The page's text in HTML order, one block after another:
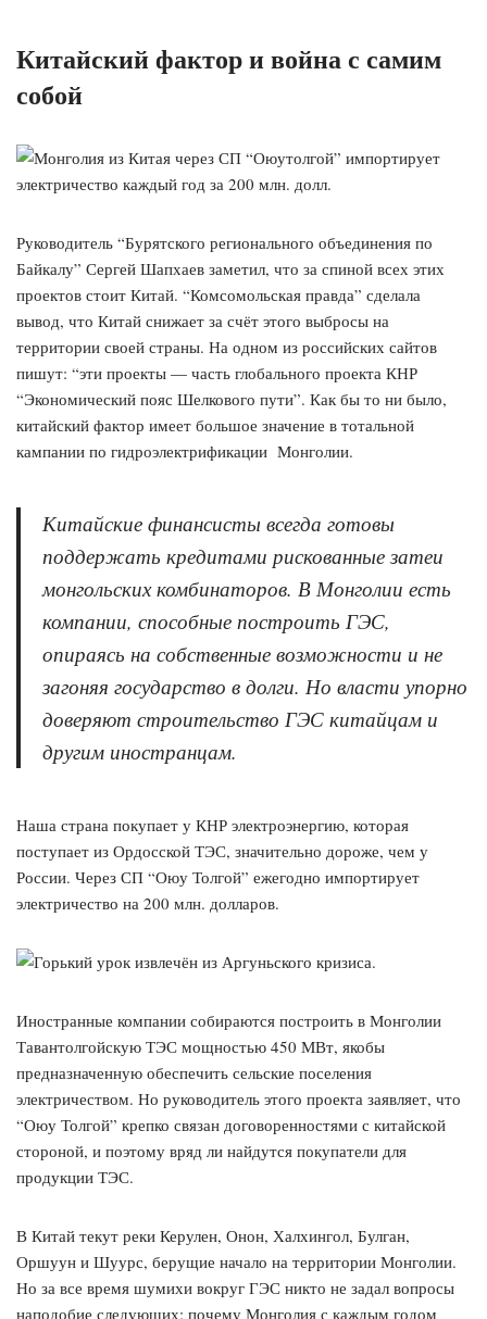
Китайский фактор и война с самим
собой
Руководитель “Бурятского регионального объединения по
Байкалу” Сергей Шапхаев заметил, что за спиной всех этих
проектов стоит Китай. “Комсомольская правда” сделала
вывод, что Китай снижает за счёт этого выбросы на
территории своей страны. На одном из российских сайтов
пишут: “эти проекты — часть глобального проекта КНР
“Экономический пояс Шелкового пути”. Как бы то ни было,
китайский фактор имеет большое значение в тотальной
кампании по гидроэлектрификации Монголии.
Китайские финансисты всегда готовы
поддержать кредитами рискованные затеи
монгольских комбинаторов. В Монголии есть
компании, способные построить ГЭС,
опираясь на собственные возможности и не
загоняя государство в долги. Но власти упорно
доверяют строительство ГЭС китайцам и
другим иностранцам.
Наша страна покупает у КНР электроэнергию, которая
поступает из Ордосской ТЭС, значительно дороже, чем у
России. Через СП “Оюу Толгой” ежегодно импортирует
электричество на 200 млн. долларов.
Иностранные компании собираются построить в Монголии
Тавантолгойскую ТЭС мощностью 450 МВт, якобы
предназначенную обеспечить сельские поселения
электричеством. Но руководитель этого проекта заявляет, что
“Оюу Толгой” крепко связан договоренностями с китайской
стороной, и поэтому вряд ли найдутся покупатели для
продукции ТЭС.
В Китай текут реки Керулен, Онон, Халхингол, Булган,
Оршуун и Шуурс, берущие начало на территории Монголии.
Но за все время шумихи вокруг ГЭС никто не задал вопросы
наподобие следующих: почему Монголия с каждым годом